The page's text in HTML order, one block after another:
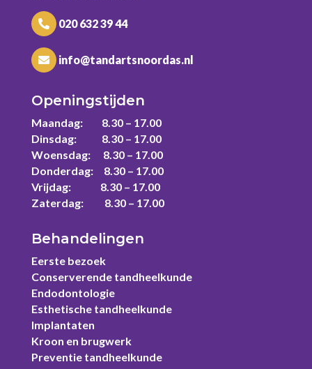
020 632 39 44
info@tandartsnoordas.nl
Openingstijden
Maandag: 8.30 – 17.00
Dinsdag: 8.30 – 17.00
Woensdag: 8.30 – 17.00
Donderdag: 8.30 – 17.00
Vrijdag: 8.30 – 17.00
Zaterdag: 8.30 – 17.00
Behandelingen
Eerste bezoek
Conserverende tandheelkunde
Endodontologie
Esthetische tandheelkunde
Implantaten
Kroon en brugwerk
Preventie tandheelkunde